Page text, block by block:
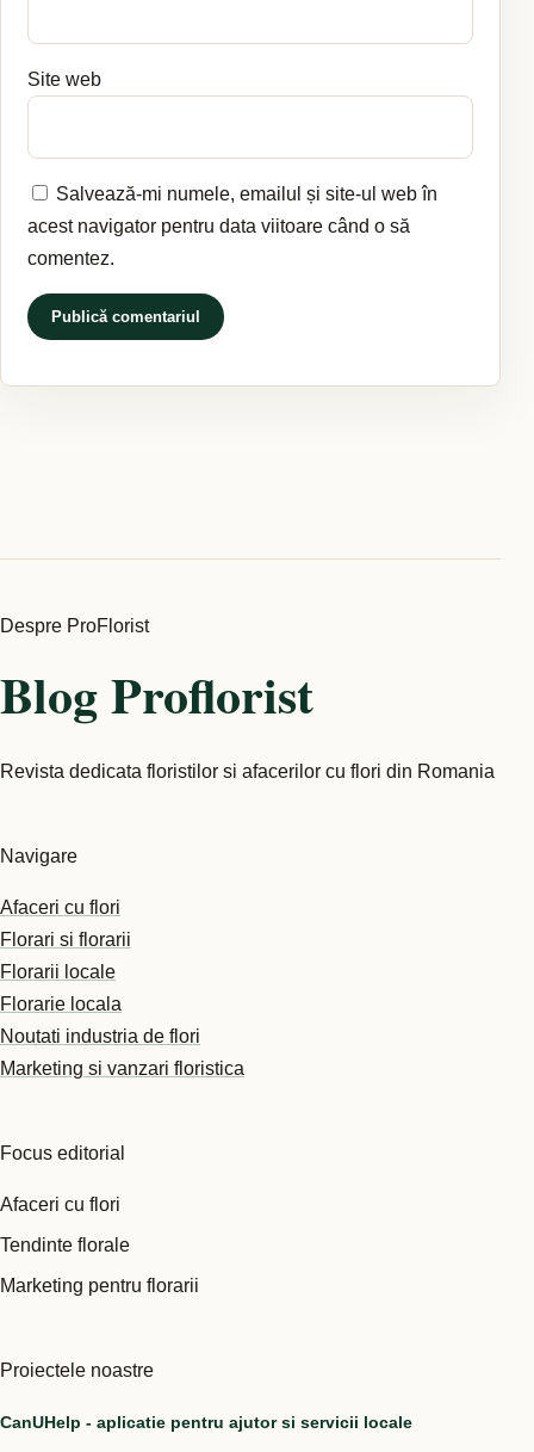
Site web
Salvează-mi numele, emailul și site-ul web în
acest navigator pentru data viitoare când o să
comentez.
Despre ProFlorist
Blog Proflorist
Revista dedicata floristilor si afacerilor cu flori din Romania
Navigare
Afaceri cu flori
Florari si florarii
Florarii locale
Florarie locala
Noutati industria de flori
Marketing si vanzari floristica
Focus editorial
Afaceri cu flori
Tendinte florale
Marketing pentru florarii
Proiectele noastre
CanUHelp - aplicatie pentru ajutor si servicii locale